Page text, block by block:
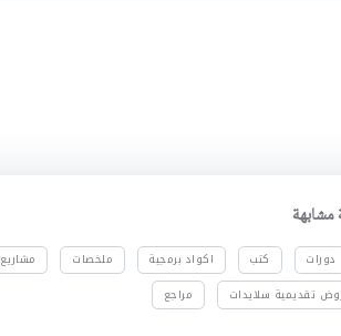
مشابهة
دورات كتب اكواد برمجية ملخصات مشاريع
تقديمية سلايدات مراجع